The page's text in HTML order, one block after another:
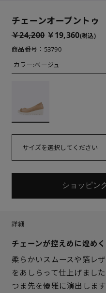
チェーンオープントゥ
￥24,200 ￥19,360(税込)
商品番号：53790
カラー:ベージュ
サイズを選択してください
ショッピン
詳細
チェーンが控えめに煌め
柔らかいスムースや箔レ
をあしらって仕上げまし
つま先を優雅に演出しま